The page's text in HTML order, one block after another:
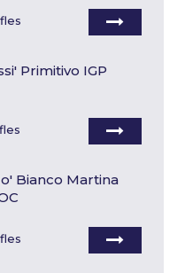
Primitivo IGP
Bianco Martina